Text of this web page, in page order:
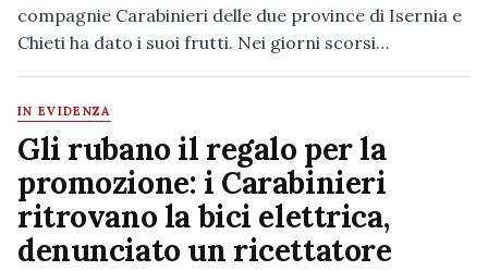
compagnie Carabinieri delle due province di Isernia e
Chieti ha dato i suoi frutti. Nei giorni scorsi…
IN EVIDENZA
Gli rubano il regalo per la
promozione: i Carabinieri
ritrovano la bici elettrica,
denunciato un ricettatore